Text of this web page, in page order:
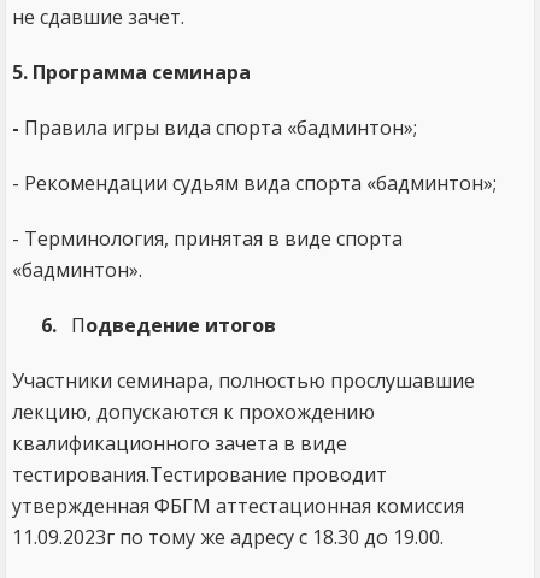
не сдавшие зачет.
5. Программа семинара
- Правила игры вида спорта «бадминтон»;
- Рекомендации судьям вида спорта «бадминтон»;
- Терминология, принятая в виде спорта
«бадминтон».
6. Подведение итогов
Участники семинара, полностью прослушавшие
лекцию, допускаются к прохождению
квалификационного зачета в виде
тестирования.Тестирование проводит
утвержденная ФБГМ аттестационная комиссия
11.09.2023г по тому же адресу с 18.30 до 19.00.